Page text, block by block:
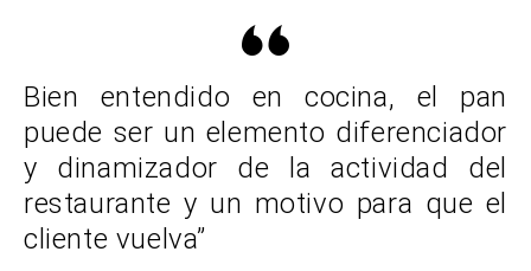
Bien entendido en cocina, el pan
puede ser un elemento diferenciador
y dinamizador de la actividad del
restaurante y un motivo para que el
cliente vuelva”